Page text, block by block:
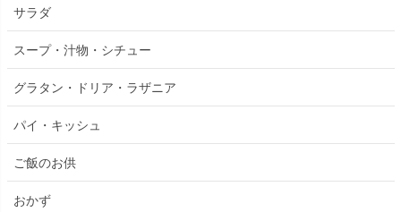
サラダ
スープ・汁物・シチュー
グラタン・ドリア・ラザニア
パイ・キッシュ
ご飯のお供
おかず